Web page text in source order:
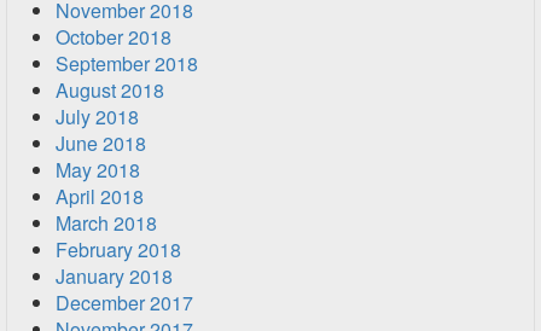
November 2018
October 2018
September 2018
August 2018
July 2018
June 2018
May 2018
April 2018
March 2018
February 2018
January 2018
December 2017